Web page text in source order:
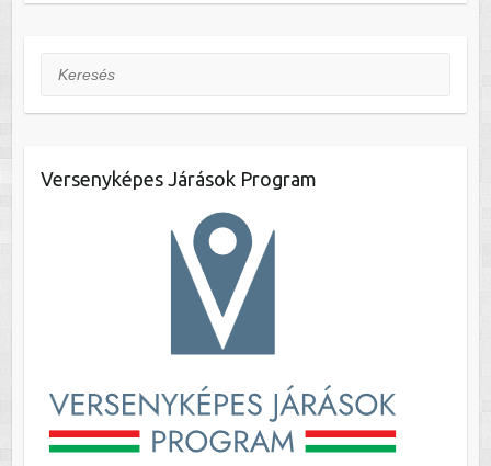
Keresés
Versenyképes Járások Program